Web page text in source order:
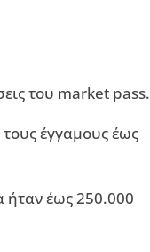
του market pass.
έγγαμους έως
ήταν έως 250.000